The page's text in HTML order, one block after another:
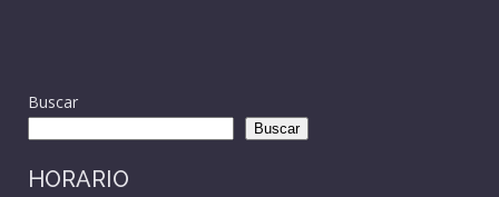
Buscar
Buscar
HORARIO